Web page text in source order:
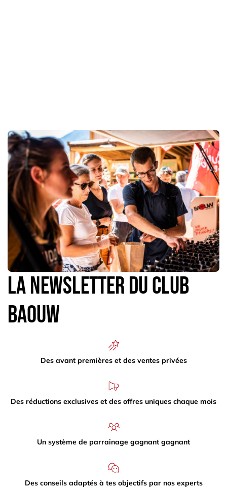
La newsletter du Club
Baouw
Des avant premières et des ventes privées
Des réductions exclusives et des offres uniques chaque mois
Un système de parrainage gagnant gagnant
Des conseils adaptés à tes objectifs par nos experts